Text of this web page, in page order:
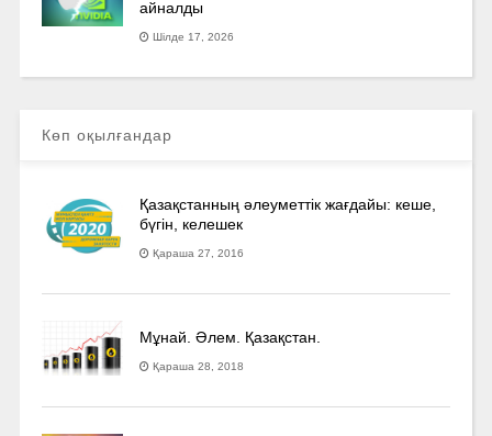
айналды
Шілде 17, 2026
Көп оқылғандар
Қазақстанның әлеуметтік жағдайы: кеше,
бүгін, келешек
Қараша 27, 2016
Мұнай. Әлем. Қазақстан.
Қараша 28, 2018